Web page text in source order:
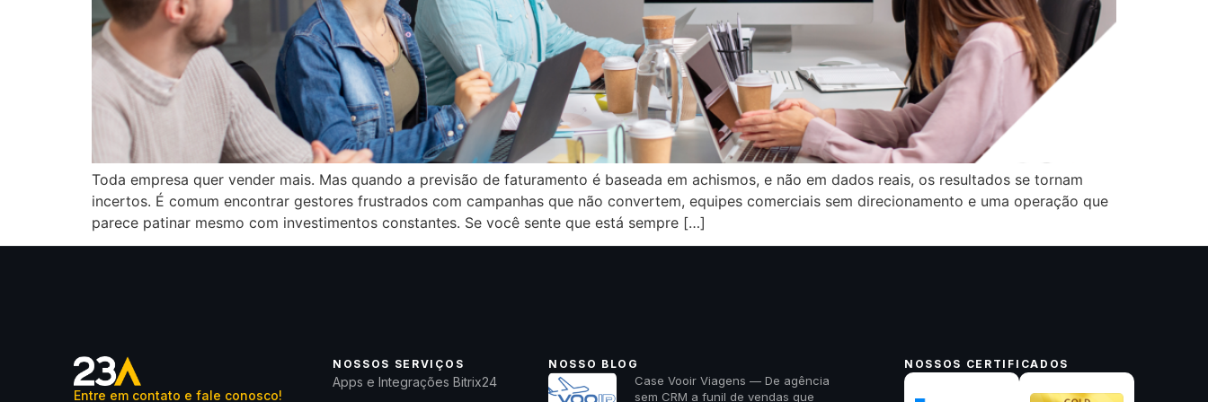
Toda empresa quer vender mais. Mas quando a previsão de faturamento é baseada em achismos, e não em dados reais, os resultados se tornam
incertos. É comum encontrar gestores frustrados com campanhas que não convertem, equipes comerciais sem direcionamento e uma operação que
parece patinar mesmo com investimentos constantes. Se você sente que está sempre […]
Entre em contato e fale conosco!
NOSSOS SERVIÇOS
Apps e Integrações Bitrix24
NOSSO BLOG
Case Vooir Viagens — De agência
sem CRM a funil de vendas que
NOSSOS CERTIFICADOS